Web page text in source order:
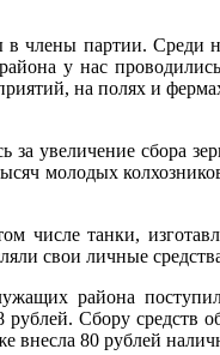
члены партии.
у нас
на полях и
увеличение сбора
молодых
танки,
свои личные
района
Сбору
внесла 80 рублей